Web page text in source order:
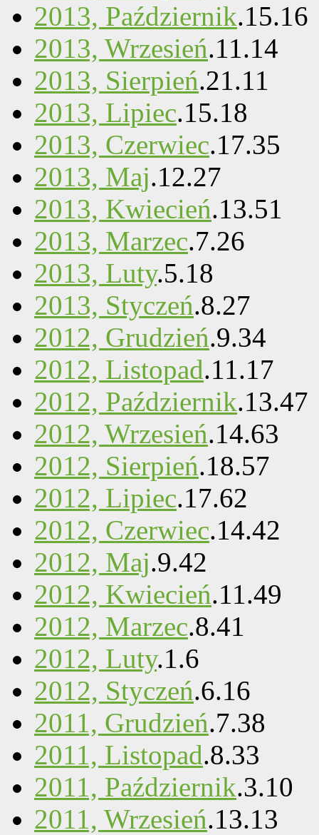
2013, Październik.15.16
2013, Wrzesień.11.14
2013, Sierpień.21.11
2013, Lipiec.15.18
2013, Czerwiec.17.35
2013, Maj.12.27
2013, Kwiecień.13.51
2013, Marzec.7.26
2013, Luty.5.18
2013, Styczeń.8.27
2012, Grudzień.9.34
2012, Listopad.11.17
2012, Październik.13.47
2012, Wrzesień.14.63
2012, Sierpień.18.57
2012, Lipiec.17.62
2012, Czerwiec.14.42
2012, Maj.9.42
2012, Kwiecień.11.49
2012, Marzec.8.41
2012, Luty.1.6
2012, Styczeń.6.16
2011, Grudzień.7.38
2011, Listopad.8.33
2011, Październik.3.10
2011, Wrzesień.13.13